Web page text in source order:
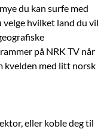
du kan surfe med
hvilket land du vil
på NRK TV når
kvelden med litt norsk
eller koble deg til